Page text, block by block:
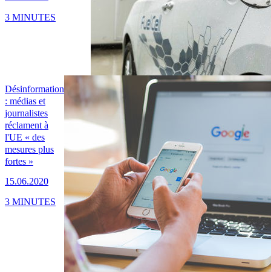
3 MINUTES
Désinformation
: médias et
journalistes
réclament à
l'UE « des
mesures plus
fortes »
15.06.2020
3 MINUTES